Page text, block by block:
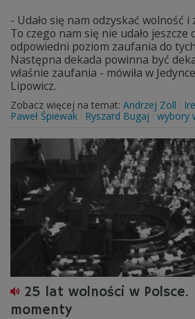
- Udało się nam odzyskać wolność
To czego nam się nie udało jeszcze
odpowiedni poziom zaufania do
Następna dekada powinna być
właśnie zaufania - mówiła w
Lipowicz.
Zobacz więcej na temat: Andrzej Zoll
Paweł Śpiewak
Ryszard Bugaj wybory
25 lat wolności w Polsce.
momenty